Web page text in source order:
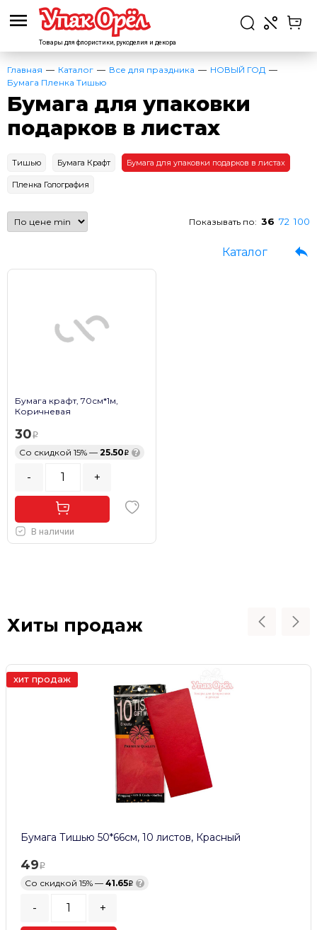
Товары для флористики, рукоделия и декора
Главная Каталог Все для праздника
НОВЫЙ ГОД
Бумага Пленка Тишью
Бумага для упаковки
подарков в листах
Тишью Бумага Крафт Бумага для упаковки подарков в листах
Пленка Голография
Показывать по: 36 72 100
Каталог
Бумага крафт, 70см*1м,
Коричневая
30
Со скидкой 15% — 25.50 ?
- +
В наличии
Хиты продаж
хит продаж
Бумага Тишью 50*66см, 10 листов, Красный
49
Со скидкой 15% — 41.65 ?
- +